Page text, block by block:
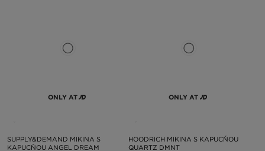
ONLY AT
SUPPLY&DEMAND MIKINA S
KAPUCŇOU ANGEL DREAM
ONLY AT
HOODRICH MIKINA S KAPUCŇOU
QUARTZ DMNT